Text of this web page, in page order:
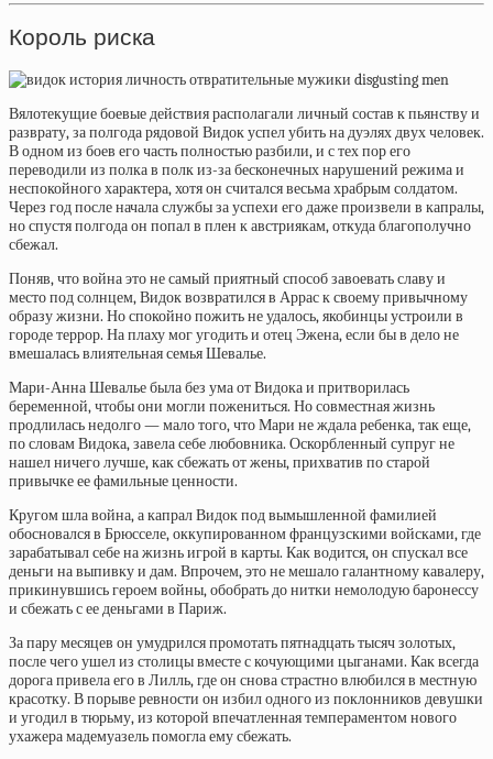
Король риска
Вялотекущие боевые действия располагали личный состав к пьянству и
разврату, за полгода рядовой Видок успел убить на дуэлях двух человек.
В одном из боев его часть полностью разбили, и с тех пор его
переводили из полка в полк из-за бесконечных нарушений режима и
неспокойного характера, хотя он считался весьма храбрым солдатом.
Через год после начала службы за успехи его даже произвели в капралы,
но спустя полгода он попал в плен к австриякам, откуда благополучно
сбежал.
Поняв, что война это не самый приятный способ завоевать славу и
место под солнцем, Видок возвратился в Аррас к своему привычному
образу жизни. Но спокойно пожить не удалось, якобинцы устроили в
городе террор. На плаху мог угодить и отец Эжена, если бы в дело не
вмешалась влиятельная семья Шевалье.
Мари-Анна Шевалье была без ума от Видока и притворилась
беременной, чтобы они могли пожениться. Но совместная жизнь
продлилась недолго — мало того, что Мари не ждала ребенка, так еще,
по словам Видока, завела себе любовника. Оскорбленный супруг не
нашел ничего лучше, как сбежать от жены, прихватив по старой
привычке ее фамильные ценности.
Кругом шла война, а капрал Видок под вымышленной фамилией
обосновался в Брюсселе, оккупированном французскими войсками, где
зарабатывал себе на жизнь игрой в карты. Как водится, он спускал все
деньги на выпивку и дам. Впрочем, это не мешало галантному кавалеру,
прикинувшись героем войны, обобрать до нитки немолодую баронессу
и сбежать с ее деньгами в Париж.
За пару месяцев он умудрился промотать пятнадцать тысяч золотых,
после чего ушел из столицы вместе с кочующими цыганами. Как всегда
дорога привела его в Лилль, где он снова страстно влюбился в местную
красотку. В порыве ревности он избил одного из поклонников девушки
и угодил в тюрьму, из которой впечатленная темпераментом нового
ухажера мадемуазель помогла ему сбежать.